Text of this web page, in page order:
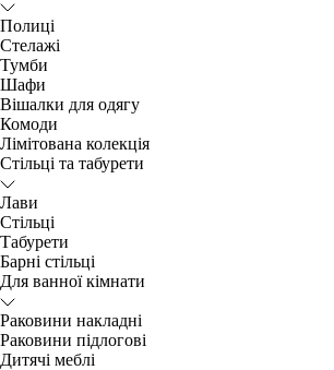
Полиці
Стелажі
Тумби
Шафи
Вішалки для одягу
Комоди
Лімітована колекція
Стільці та табурети
Лави
Стільці
Табурети
Барні стільці
Для ванної кімнати
Раковини накладні
Раковини підлогові
Дитячі меблі